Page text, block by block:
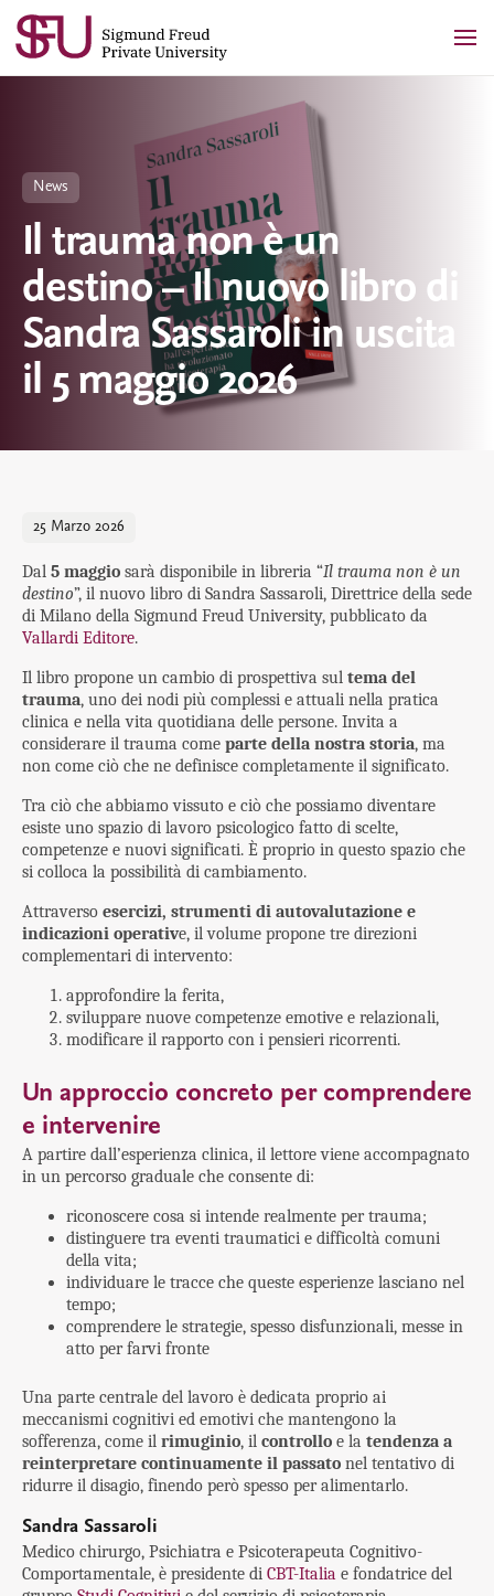
News
Il trauma non è un
destino – Il nuovo libro di
Sandra Sassaroli in uscita
il 5 maggio 2026
25 Marzo 2026
Dal 5 maggio sarà disponibile in libreria “Il trauma non è un
destino”, il nuovo libro di Sandra Sassaroli, Direttrice della sede
di Milano della Sigmund Freud University, pubblicato da
Vallardi Editore.
Il libro propone un cambio di prospettiva sul tema del
trauma, uno dei nodi più complessi e attuali nella pratica
clinica e nella vita quotidiana delle persone. Invita a
considerare il trauma come parte della nostra storia, ma
non come ciò che ne definisce completamente il significato.
Tra ciò che abbiamo vissuto e ciò che possiamo diventare
esiste uno spazio di lavoro psicologico fatto di scelte,
competenze e nuovi significati. È proprio in questo spazio che
si colloca la possibilità di cambiamento.
Attraverso esercizi, strumenti di autovalutazione e
indicazioni operative, il volume propone tre direzioni
complementari di intervento:
approfondire la ferita,
sviluppare nuove competenze emotive e relazionali,
modificare il rapporto con i pensieri ricorrenti.
Un approccio concreto per comprendere
e intervenire
A partire dall’esperienza clinica, il lettore viene accompagnato
in un percorso graduale che consente di:
riconoscere cosa si intende realmente per trauma;
distinguere tra eventi traumatici e difficoltà comuni
della vita;
individuare le tracce che queste esperienze lasciano nel
tempo;
comprendere le strategie, spesso disfunzionali, messe in
atto per farvi fronte
Una parte centrale del lavoro è dedicata proprio ai
meccanismi cognitivi ed emotivi che mantengono la
sofferenza, come il rimuginio, il controllo e la tendenza a
reinterpretare continuamente il passato nel tentativo di
ridurre il disagio, finendo però spesso per alimentarlo.
Sandra Sassaroli
Medico chirurgo, Psichiatra e Psicoterapeuta Cognitivo-
Comportamentale, è presidente di CBT-Italia e fondatrice del